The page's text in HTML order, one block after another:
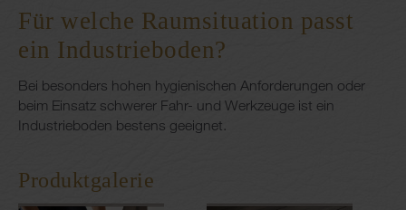
Für welche Raumsituation passt
ein Industrieboden?
Bei besonders hohen hygienischen Anforderungen oder
beim Einsatz schwerer Fahr- und Werkzeuge ist ein
Industrieboden bestens geeignet.
Produktgalerie